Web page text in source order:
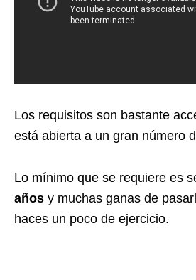
Los requisitos son bastante
está abierta a un gran número
Lo mínimo que se requiere es
años y muchas ganas de
haces un poco de ejercicio.